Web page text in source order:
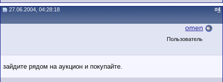
27.06.2004, 04:28:18 #4
omen
Пользователь
зайдите рядом на аукцион и покупайте.